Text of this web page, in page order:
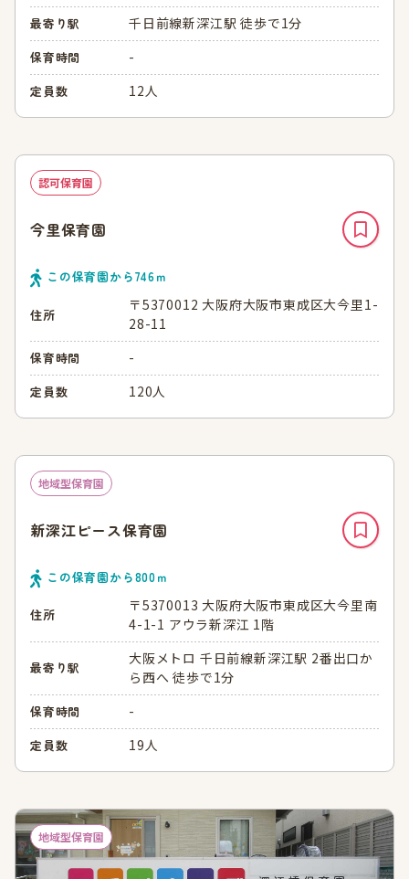
最寄り駅 千日前線新深江駅 徒歩で1分
保育時間 -
定員数 12人
認可保育園
今里保育園
この保育園から746ｍ
住所
〒5370012 大阪府大阪市東成区大今里1-
28-11
保育時間 -
定員数 120人
地域型保育園
新深江ピース保育園
この保育園から800ｍ
住所
〒5370013 大阪府大阪市東成区大今里南
4-1-1 アウラ新深江 1階
最寄り駅
大阪メトロ 千日前線新深江駅 2番出口か
ら西へ 徒歩で1分
保育時間 -
定員数 19人
地域型保育園